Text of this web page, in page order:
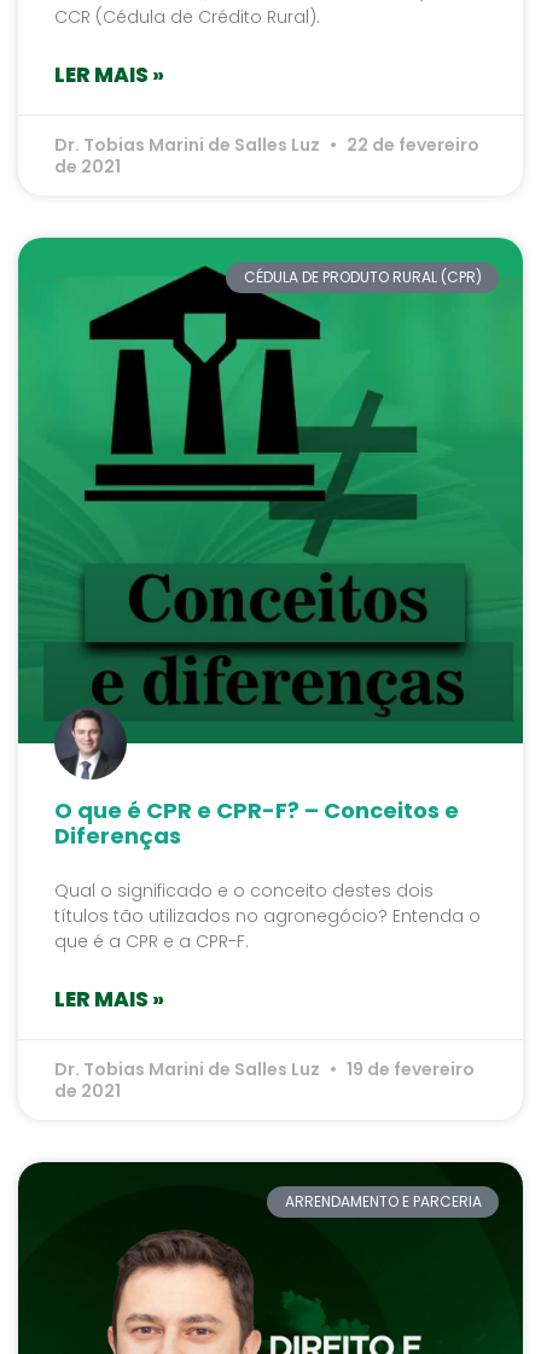
CCR (Cédula de Crédito Rural).
LER MAIS »
Dr. Tobias Marini de Salles Luz
22 de fevereiro
de 2021
CÉDULA DE PRODUTO RURAL (CPR)
O que é CPR e CPR-F? – Conceitos e
Diferenças
Qual o significado e o conceito destes dois
títulos tão utilizados no agronegócio? Entenda o
que é a CPR e a CPR-F.
LER MAIS »
Dr. Tobias Marini de Salles Luz
19 de fevereiro
de 2021
ARRENDAMENTO E PARCERIA